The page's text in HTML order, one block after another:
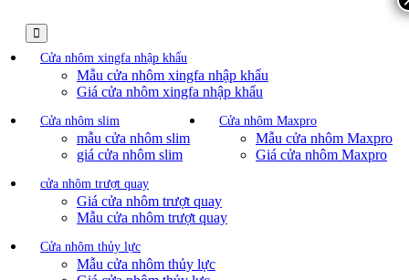
Cửa nhôm xingfa nhập khẩu
Mẫu cửa nhôm xingfa nhập khẩu
Giá cửa nhôm xingfa nhập khẩu
Cửa nhôm slim
mẫu cửa nhôm slim
giá cửa nhôm slim
Cửa nhôm Maxpro
Mẫu cửa nhôm Maxpro
Giá cửa nhôm Maxpro
cửa nhôm trượt quay
Giá cửa nhôm trượt quay
Mẫu cửa nhôm trượt quay
Cửa nhôm thủy lực
Mẫu cửa nhôm thủy lực